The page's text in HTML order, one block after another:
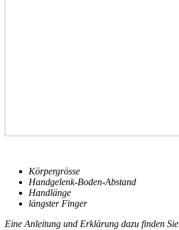
Körpergrösse
Handgelenk-Boden-Abstand
Handlänge
längster Finger
Eine Anleitung und Erklärung dazu finden Sie